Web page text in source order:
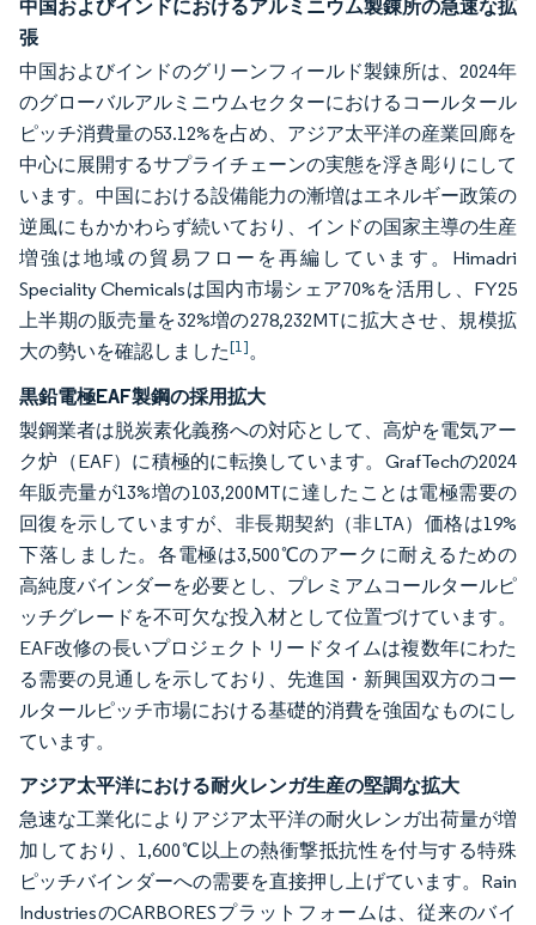
中国およびインドにおけるアルミニウム製錬所の急速な拡
張
中国およびインドのグリーンフィールド製錬所は、2024年
のグローバルアルミニウムセクターにおけるコールタール
ピッチ消費量の53.12%を占め、アジア太平洋の産業回廊を
中心に展開するサプライチェーンの実態を浮き彫りにして
います。中国における設備能力の漸増はエネルギー政策の
逆風にもかかわらず続いており、インドの国家主導の生産
増強は地域の貿易フローを再編しています。Himadri
Speciality Chemicalsは国内市場シェア70%を活用し、FY25
上半期の販売量を32%増の278,232MTに拡大させ、規模拡
大の勢いを確認しました[1]。
黒鉛電極EAF製鋼の採用拡大
製鋼業者は脱炭素化義務への対応として、高炉を電気アー
ク炉（EAF）に積極的に転換しています。GrafTechの2024
年販売量が13%増の103,200MTに達したことは電極需要の
回復を示していますが、非長期契約（非LTA）価格は19%
下落しました。各電極は3,500℃のアークに耐えるための
高純度バインダーを必要とし、プレミアムコールタールピ
ッチグレードを不可欠な投入材として位置づけています。
EAF改修の長いプロジェクトリードタイムは複数年にわた
る需要の見通しを示しており、先進国・新興国双方のコー
ルタールピッチ市場における基礎的消費を強固なものにし
ています。
アジア太平洋における耐火レンガ生産の堅調な拡大
急速な工業化によりアジア太平洋の耐火レンガ出荷量が増
加しており、1,600℃以上の熱衝撃抵抗性を付与する特殊
ピッチバインダーへの需要を直接押し上げています。Rain
IndustriesのCARBORESプラットフォームは、従来のバイ